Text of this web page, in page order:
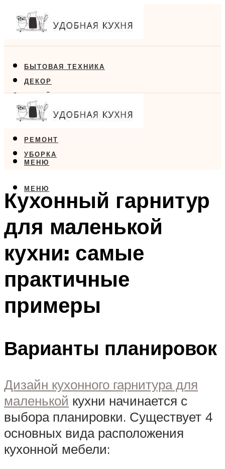
БЫТОВАЯ ТЕХНИКА
ДЕКОР
ДИЗАЙН
ЕДА
РЕМОНТ
УБОРКА
МЕНЮ
МЕНЮ
Кухонный гарнитур
для маленькой
кухни: самые
практичные
примеры
Варианты планировок
Дизайн кухонного гарнитура для
маленькой кухни начинается с
выбора планировки. Существует 4
основных вида расположения
кухонной мебели: